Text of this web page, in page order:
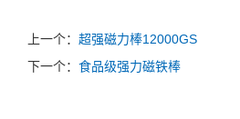
上一个： 超强磁力棒12000GS
下一个： 食品级强力磁铁棒